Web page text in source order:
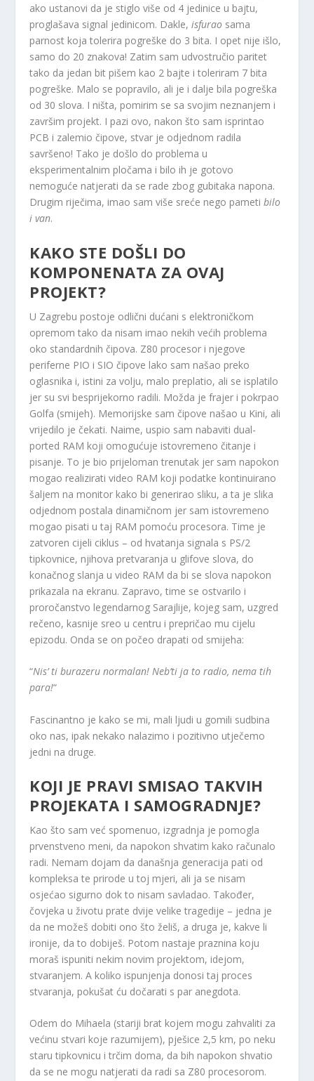
ako ustanovi da je stiglo više od 4 jedinice u bajtu,
proglašava signal jedinicom. Dakle,isfurao sama
parnost koja tolerira pogreške do 3 bita. I opet nije išlo,
samo do 20 znakova! Zatim sam udvostručio paritet
tako da jedan bit pišem kao 2 bajte i toleriram 7 bita
pogreške. Malo se popravilo, ali je i dalje bila pogreška
od 30 slova. I ništa, pomirim se sa svojim neznanjem i
završim projekt. I pazi ovo, nakon što sam isprintao
PCB i zalemio čipove, stvar je odjednom radila
savršeno! Tako je došlo do problema u
eksperimentalnim pločama i bilo ih je gotovo
nemoguće natjerati da se rade zbog gubitaka napona.
Drugim riječima, imao sam više sreće nego pametibilo
i van.
KAKO STE DOŠLI DO
KOMPONENATA ZA OVAJ
PROJEKT?
U Zagrebu postoje odlični dućani s elektroničkom
opremom tako da nisam imao nekih većih problema
oko standardnih čipova. Z80 procesor i njegove
periferne PIO i SIO čipove lako sam našao preko
oglasnika i, istini za volju, malo preplatio, ali se isplatilo
jer su svi besprijekorno radili. Možda je frajer i pokrpao
Golfa (smijeh). Memorijske sam čipove našao u Kini, ali
vrijedilo je čekati. Naime, uspio sam nabaviti dual-
ported RAM koji omogućuje istovremeno čitanje i
pisanje. To je bio prijeloman trenutak jer sam napokon
mogao realizirati video RAM koji podatke kontinuirano
šaljem na monitor kako bi generirao sliku, a ta je slika
odjednom postala dinamičnom jer sam istovremeno
mogao pisati u taj RAM pomoću procesora. Time je
zatvoren cijeli ciklus – od hvatanja signala s PS/2
tipkovnice, njihova pretvaranja u glifove slova, do
konačnog slanja u video RAM da bi se slova napokon
prikazala na ekranu. Zapravo, time se ostvarilo i
proročanstvo legendarnog Sarajlije, kojeg sam, uzgred
rečeno, kasnije sreo u centru i prepričao mu cijelu
epizodu. Onda se on počeo drapati od smijeha:
“Nis’ ti burazeru normalan! Neb’ti ja to radio, nema tih
para!“
Fascinantno je kako se mi, mali ljudi u gomili sudbina
oko nas, ipak nekako nalazimo i pozitivno utječemo
jedni na druge.
KOJI JE PRAVI SMISAO TAKVIH
PROJEKATA I SAMOGRADNJE?
Kao što sam već spomenuo, izgradnja je pomogla
prvenstveno meni, da napokon shvatim kako računalo
radi. Nemam dojam da današnja generacija pati od
kompleksa te prirode u toj mjeri, ali ja se nisam
osjećao sigurno dok to nisam savladao. Također,
čovjeka u životu prate dvije velike tragedije – jedna je
da ne možeš dobiti ono što želiš, a druga je, kakve li
ironije, da to dobiješ. Potom nastaje praznina koju
moraš ispuniti nekim novim projektom, idejom,
stvaranjem. A koliko ispunjenja donosi taj proces
stvaranja, pokušat ću dočarati s par anegdota.
Odem do Mihaela (stariji brat kojem mogu zahvaliti za
većinu stvari koje razumijem), pješice 2,5 km, po neku
staru tipkovnicu i trčim doma, da bih napokon shvatio
da se ne mogu natjerati da radi sa Z80 procesorom.